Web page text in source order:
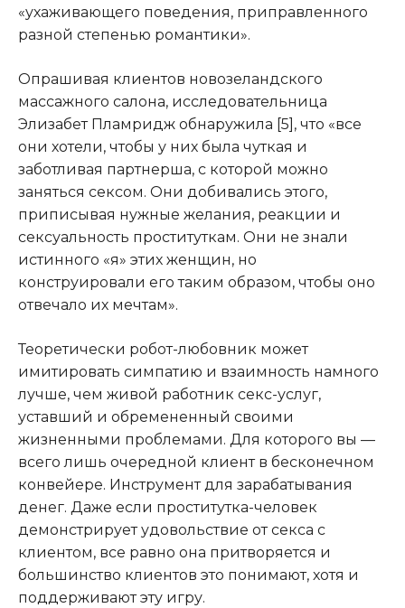
«ухаживающего поведения, приправленного
разной степенью романтики».
Опрашивая клиентов новозеландского
массажного салона, исследовательница
Элизабет Пламридж обнаружила [5], что «все
они хотели, чтобы у них была чуткая и
заботливая партнерша, с которой можно
заняться сексом. Они добивались этого,
приписывая нужные желания, реакции и
сексуальность проституткам. Они не знали
истинного «я» этих женщин, но
конструировали его таким образом, чтобы оно
отвечало их мечтам».
Теоретически робот-любовник может
имитировать симпатию и взаимность намного
лучше, чем живой работник секс-услуг,
уставший и обремененный своими
жизненными проблемами. Для которого вы —
всего лишь очередной клиент в бесконечном
конвейере. Инструмент для зарабатывания
денег. Даже если проститутка-человек
демонстрирует удовольствие от секса с
клиентом, все равно она притворяется и
большинство клиентов это понимают, хотя и
поддерживают эту игру.